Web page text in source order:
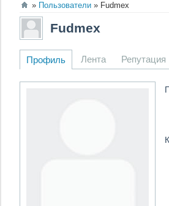
Пользователи Fudmex
Fudmex
Профиль Лента Репутация